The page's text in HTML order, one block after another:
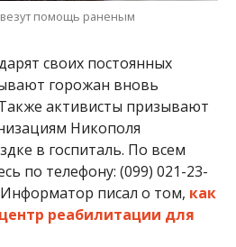
помощь раненым
своих постоянных
горожан вновь
активисты призывают
Никополя
в госпиталь. По всем
по телефону: (099) 021-23-
писал о том, как
реабилитации для